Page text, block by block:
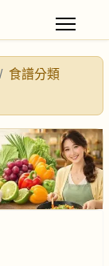
食譜分類